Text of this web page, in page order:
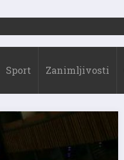
Sport Zanimljivosti